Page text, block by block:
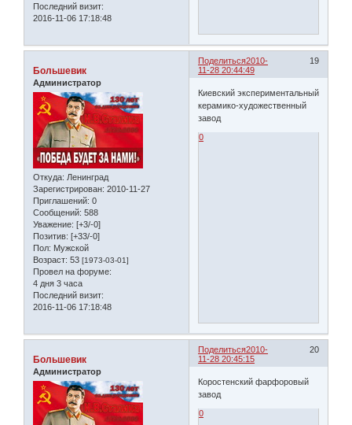
Последний визит:
2016-11-06 17:18:48
Поделиться 19
2010-
11-28 20:44:49
Большевик
Администратор
Откуда: Ленинград
Зарегистрирован: 2010-11-27
Приглашений: 0
Сообщений: 588
Уважение: [+3/-0]
Позитив: [+33/-0]
Пол: Мужской
Возраст: 53 [1973-03-01]
Провел на форуме:
4 дня 3 часа
Последний визит:
2016-11-06 17:18:48
Киевский экспериментальный
керамико-художественный
завод
0
Поделиться 20
2010-
11-28 20:45:15
Большевик
Администратор
Коростенский фарфоровый
завод
0